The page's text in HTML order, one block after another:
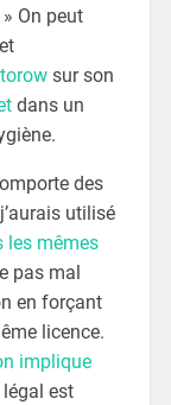
On peut
sur son
dans un
des
utilisé
les mêmes
pas mal
en forçant
licence.
implique
légal est